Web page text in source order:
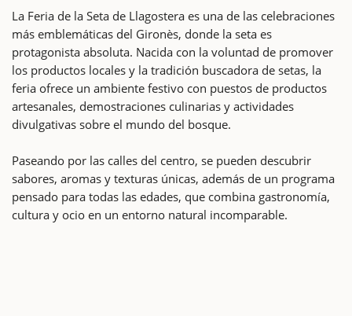
La Feria de la Seta de Llagostera es una de las celebraciones
más emblemáticas del Gironès, donde la seta es
protagonista absoluta. Nacida con la voluntad de promover
los productos locales y la tradición buscadora de setas, la
feria ofrece un ambiente festivo con puestos de productos
artesanales, demostraciones culinarias y actividades
divulgativas sobre el mundo del bosque.
Paseando por las calles del centro, se pueden descubrir
sabores, aromas y texturas únicas, además de un programa
pensado para todas las edades, que combina gastronomía,
cultura y ocio en un entorno natural incomparable.